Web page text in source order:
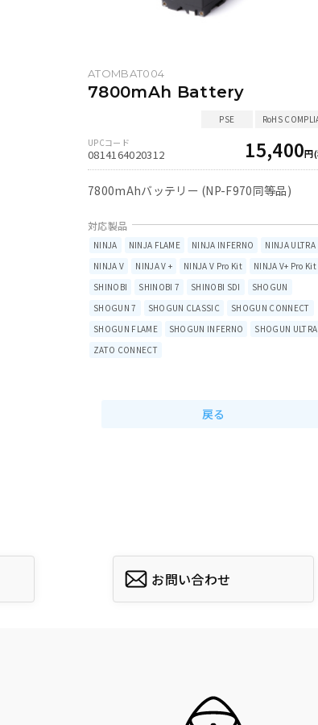
ATOMBAT004
7800mAh Battery
0814164020312 15,400
7800mAhバッテリー (NP-F970同等品)
NINJA NINJA FLAME NINJA INFERNO
NINJA ULTRA
NINJA V
NINJA V + NINJA V Pro Kit
NINJA V+ Pro Kit
SHINOBI
SHINOBI 7 SHINOBI SDI
SHOGUN
SHOGUN 7
SHOGUN CLASSIC
SHOGUN CONNECT
SHOGUN FLAME
SHOGUN INFERNO
SHOGUN ULTRA
ZATO CONNECT
戻る
お問い合わせ